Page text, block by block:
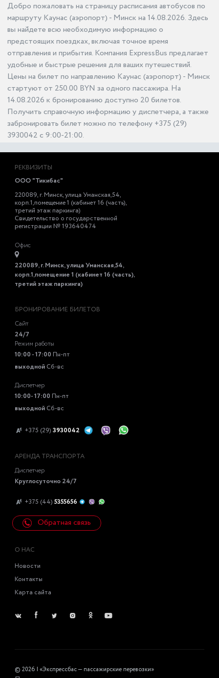
Добро пожаловать на страницу расписания автобусов по
маршруту Каунас (аэропорт) - Минск на 14.08.2026. Здесь
вы найдете всю необходимую информацию о
предстоящих поездках, включая точное время
отправления и прибытия. Компания ExpressBus предлагает
удобные и быстрые решения для ваших путешествий.
Цены на билет по направлению Каунас (аэропорт) - Минск
стартуют от 250.00 BYN за одного пассажира. На
14.08.2026 к бронированию доступно 20 билетов.
Получить справочную информацию у диспетчера, а также
забронировать билет можно по телефону +375 (29)
3930042 с 9:00-21:00.
РЕКВИЗИТЫ
ООО "Тикибас"
220089, г. Минск, улица Уманская,54,
корп.1,помещение 1 (кабинет 16 (часть),
третий этаж паркинга)
Свидетельство о государственной
регистрации № 193640474
Офис
220089, г. Минск, улица Уманская,54,
корп.1,помещение 1 (кабинет 16 (часть),
третий этаж паркинга)
БРОНИРОВАНИЕ БИЛЕТОВ
Сайт
24/7
Режим работы
10:00 - 17:00 Пн-пт
выходной Сб-вс
Диспетчер
10:00- 17:00 Пн-пт
выходной Сб-вс
+375 (29) 3930042
АРЕНДА ТРАНСПОРТА
Диспетчер
Круглосуточно 24/7
+375 (44) 5355656
Обратная связь
О НАС
Новости
Контакты
Карта сайта
© 2026 | «Экспрессбас — пассажирские перевозки»